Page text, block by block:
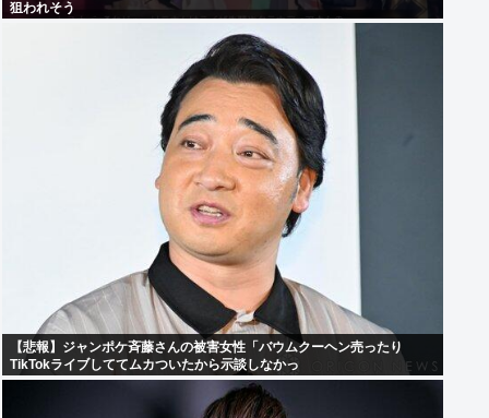
狙われそう
【悲報】ジャンポケ斉藤さんの被害女性「バウムクーヘン売ったり
TikTokライブしててムカついたから示談しなかっ
た」・・・・・・・・・